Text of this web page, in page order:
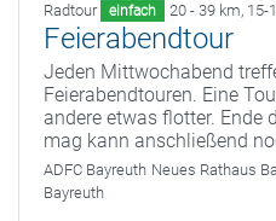
Radtour einfach 20 - 39 km, 15-
Feierabendtour
Jeden Mittwochabend
Feierabendtouren. Eine
andere etwas flotter. Ende
mag kann anschließend
ADFC Bayreuth Neues Rathaus
Bayreuth